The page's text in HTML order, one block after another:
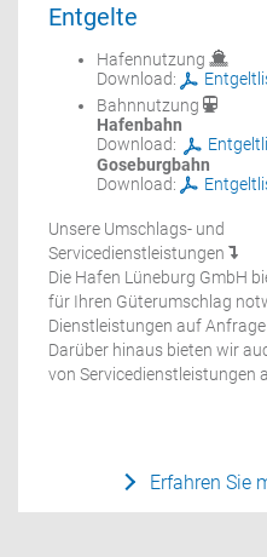
Entgelte
Hafennutzung
Download:
Bahnnutzung
Hafenbahn
Download:
Goseburgbahn
Download:
Unsere Umschlags- und
Servicedienstleistungen
Die Hafen Lüneburg GmbH
für Ihren Güterumschlag
Dienstleistungen aufAnfrage
Darüber hinaus bieten wir
von Servicedienstleistungen
Erfahren Sie